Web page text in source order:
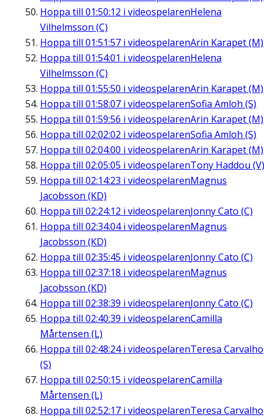
Hoppa till 01:50:12 i videospelarenHelena
Vilhelmsson (C)
Hoppa till 01:51:57 i videospelarenArin Karapet (M)
Hoppa till 01:54:01 i videospelarenHelena
Vilhelmsson (C)
Hoppa till 01:55:50 i videospelarenArin Karapet (M)
Hoppa till 01:58:07 i videospelarenSofia Amloh (S)
Hoppa till 01:59:56 i videospelarenArin Karapet (M)
Hoppa till 02:02:02 i videospelarenSofia Amloh (S)
Hoppa till 02:04:00 i videospelarenArin Karapet (M)
Hoppa till 02:05:05 i videospelarenTony Haddou (V)
Hoppa till 02:14:23 i videospelarenMagnus
Jacobsson (KD)
Hoppa till 02:24:12 i videospelarenJonny Cato (C)
Hoppa till 02:34:04i videospelarenMagnus
Jacobsson (KD)
Hoppa till 02:35:45 i videospelarenJonny Cato (C)
Hoppa till 02:37:18 i videospelarenMagnus
Jacobsson (KD)
Hoppa till 02:38:39 i videospelarenJonny Cato (C)
Hoppa till 02:40:39 i videospelarenCamilla
Mårtensen (L)
Hoppa till 02:48:24i videospelarenTeresa Carvalho
(S)
Hoppa till 02:50:15 i videospelarenCamilla
Mårtensen (L)
Hoppa till 02:52:17 i videospelarenTeresa Carvalho